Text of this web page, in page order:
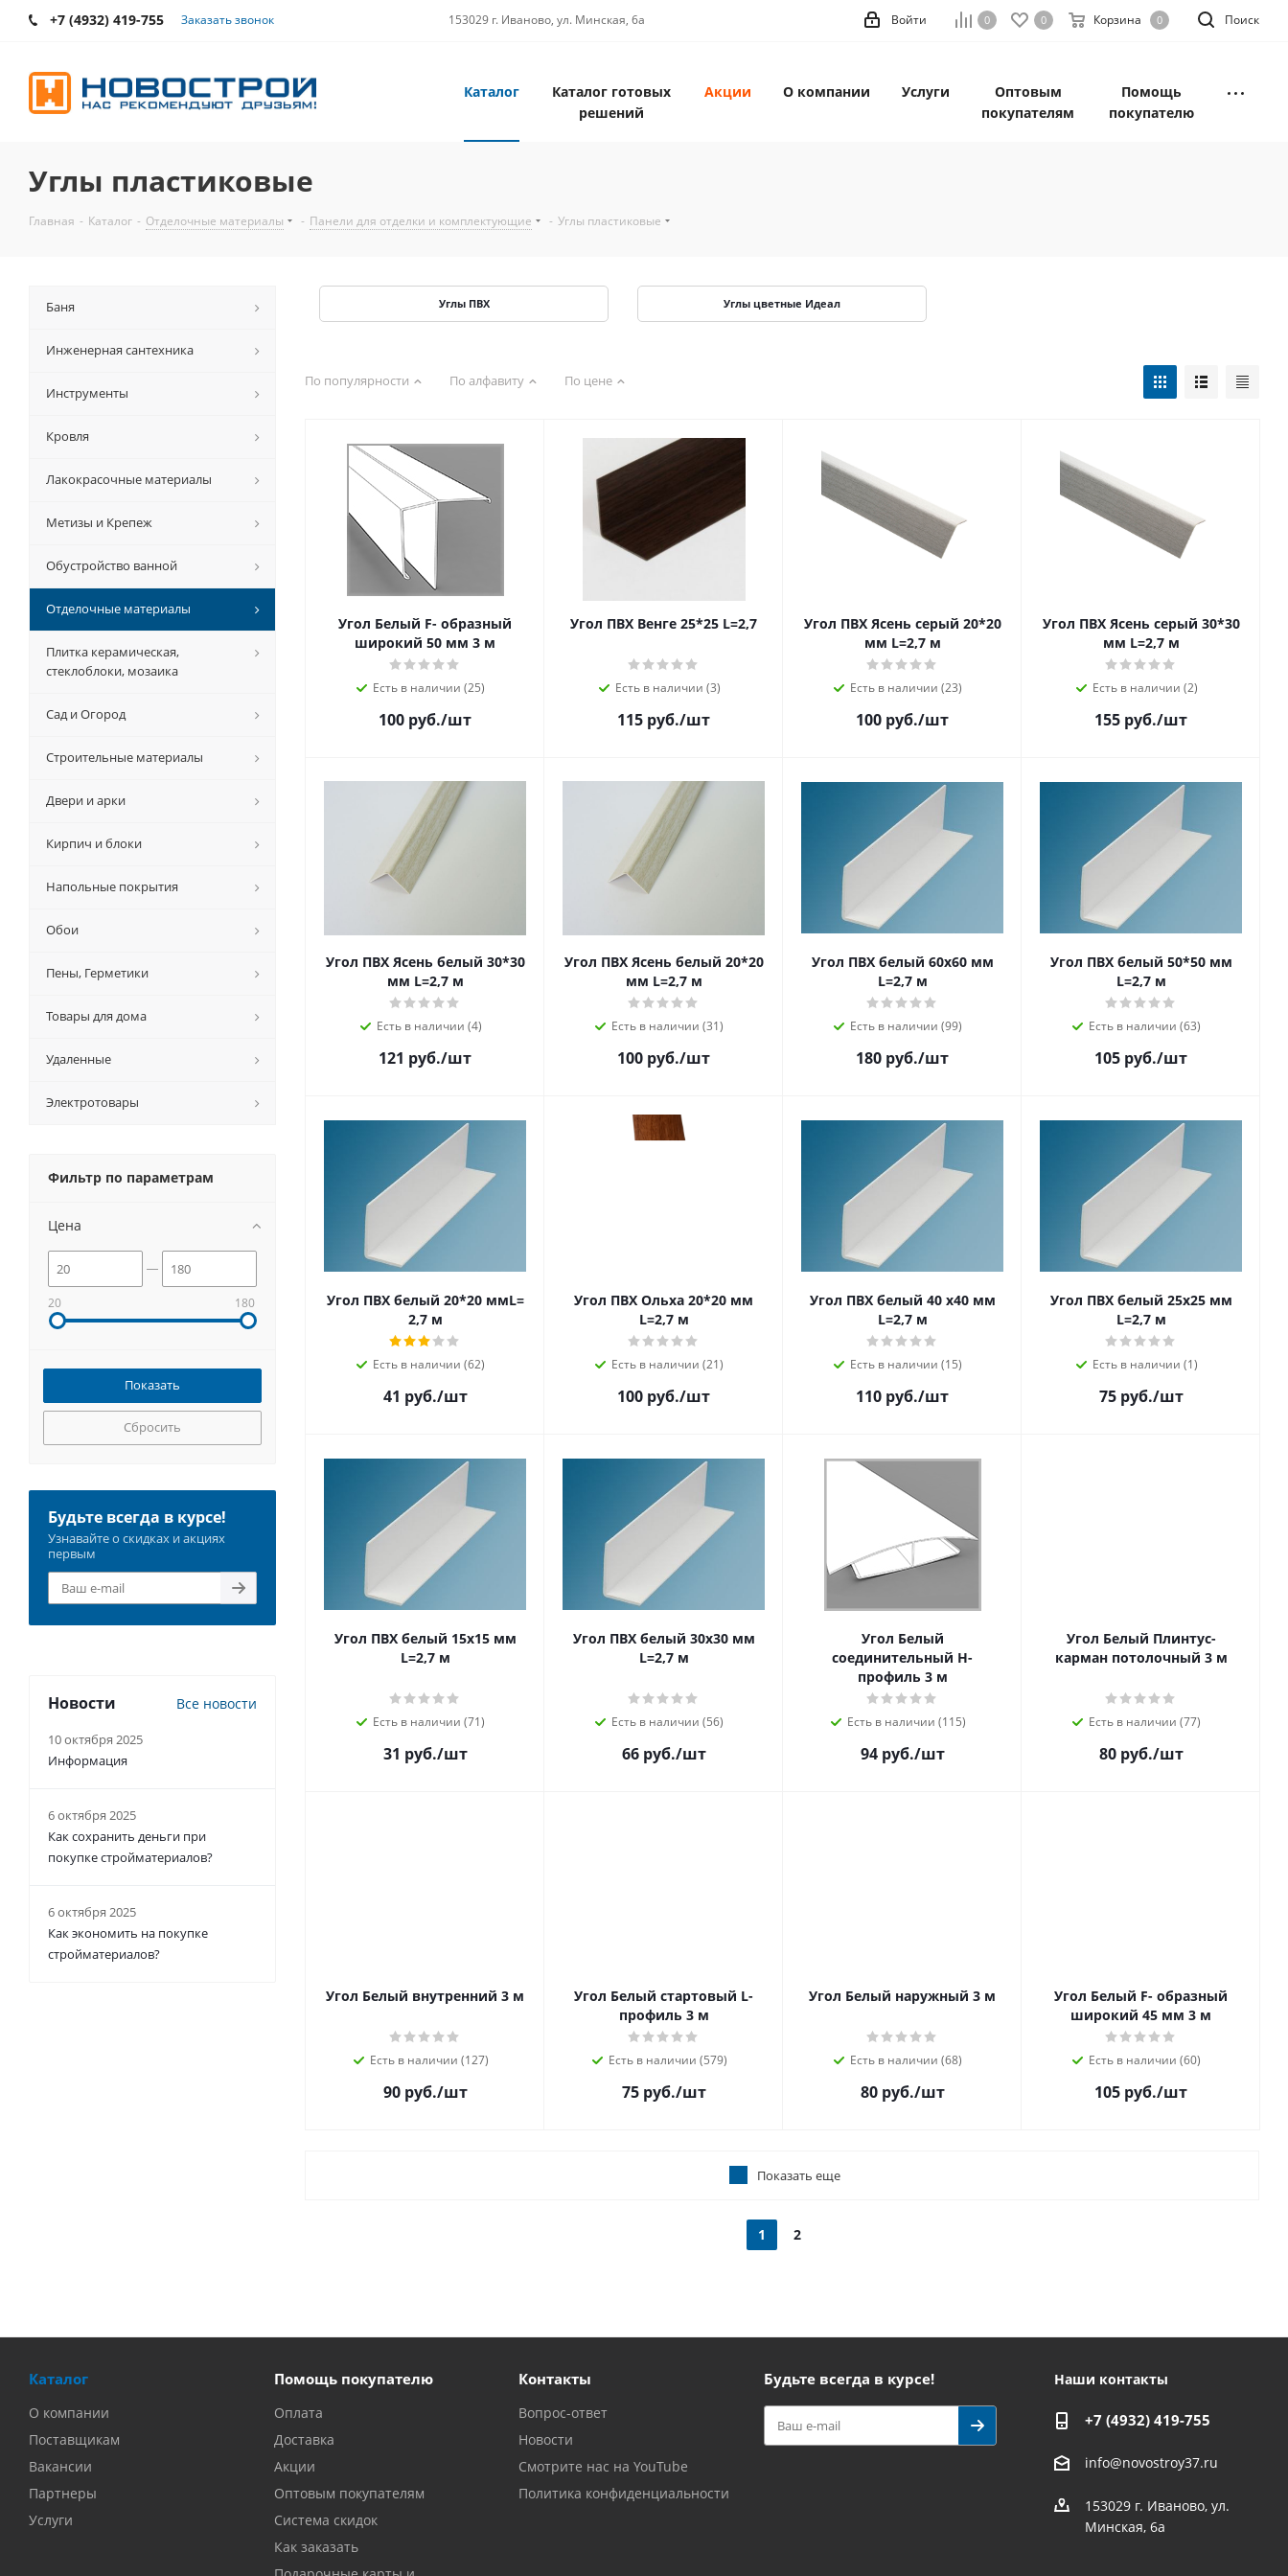
+7 (4932) 419-755 Заказать звонок 153029 г. Иваново, ул. Минская, 6а Поиск
0 0 Корзина 0
Войти
Каталог
Каталог готовых
решений
Акции О компании Услуги
Оптовым
покупателям
Помощь
покупателю
Углы пластиковые
Главная - Каталог - Отделочные материалы - Панели для отделки и комплектующие - Углы пластиковые
Углы ПВХ Углы цветные Идеал
По популярности По алфавиту По цене
Угол Белый F- образный
широкий 50 мм 3 м
Есть в наличии (25)
100 руб./шт
Угол ПВХ Венге 25*25 L=2,7
Есть в наличии (3)
115 руб./шт
Угол ПВХ Ясень серый 20*20
мм L=2,7 м
Есть в наличии (23)
100 руб./шт
Угол ПВХ Ясень серый 30*30
мм L=2,7 м
Есть в наличии (2)
155 руб./шт
Угол ПВХ Ясень белый 30*30
мм L=2,7 м
Есть в наличии (4)
121 руб./шт
Угол ПВХ Ясень белый 20*20
мм L=2,7 м
Есть в наличии (31)
100 руб./шт
Угол ПВХ белый 60х60 мм
L=2,7 м
Есть в наличии (99)
180 руб./шт
Угол ПВХ белый 50*50 мм
L=2,7 м
Есть в наличии (63)
105 руб./шт
Угол ПВХ белый 20*20 ммL=
2,7 м
Есть в наличии (62)
41 руб./шт
Угол ПВХ Ольха 20*20 мм
L=2,7 м
Есть в наличии (21)
100 руб./шт
Угол ПВХ белый 40 х40 мм
L=2,7 м
Есть в наличии (15)
110 руб./шт
Угол ПВХ белый 25х25 мм
L=2,7 м
Есть в наличии (1)
75 руб./шт
Угол ПВХ белый 15х15 мм
L=2,7 м
Есть в наличии (71)
31 руб./шт
Угол ПВХ белый 30х30 мм
L=2,7 м
Есть в наличии (56)
66 руб./шт
Угол Белый
соединительный Н-
профиль 3 м
Есть в наличии (115)
94 руб./шт
Угол Белый Плинтус-
карман потолочный 3 м
Есть в наличии (77)
80 руб./шт
Угол Белый внутренний 3 м
Есть в наличии (127)
90 руб./шт
Угол Белый стартовый L-
профиль 3 м
Есть в наличии (579)
75 руб./шт
Угол Белый наружный 3 м
Есть в наличии (68)
80 руб./шт
Угол Белый F- образный
широкий 45 мм 3 м
Есть в наличии (60)
105 руб./шт
Показать еще
1 2
Баня
Инженерная сантехника
Инструменты
Кровля
Лакокрасочные материалы
Метизы и Крепеж
Обустройство ванной
Отделочные материалы
Плитка керамическая,
стеклоблоки, мозаика
Сад и Огород
Строительные материалы
Двери и арки
Кирпич и блоки
Напольные покрытия
Обои
Пены, Герметики
Товары для дома
Удаленные
Электротовары
Фильтр по параметрам
Цена
20 180
Сбросить
Будьте всегда в курсе!
Узнавайте о скидках и акциях
первым
Новости Все новости
10 октября 2025
Информация
6 октября 2025
Как сохранить деньги при
покупке стройматериалов?
6 октября 2025
Как экономить на покупке
стройматериалов?
Каталог
О компании
Поставщикам
Вакансии
Партнеры
Услуги
Помощь покупателю
Оплата
Доставка
Акции
Оптовым покупателям
Система скидок
Как заказать
Контакты
Вопрос-ответ
Новости
Смотрите нас на YouTube
Политика конфиденциальности
Будьте всегда в курсе! Наши контакты
+7 (4932) 419-755
info@novostroy37.ru
153029 г. Иваново, ул.
Минская, 6а